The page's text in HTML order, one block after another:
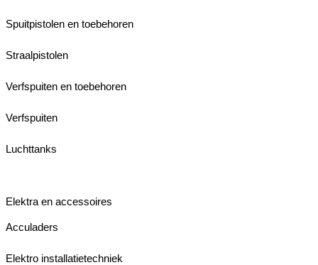
Spuitpistolen en toebehoren
Straalpistolen
Verfspuiten en toebehoren
Verfspuiten
Luchttanks
Elektra en accessoires
Acculaders
Elektro installatietechniek